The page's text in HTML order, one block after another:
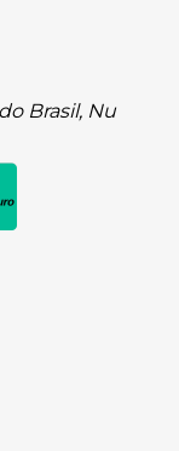
Brasil, Nu